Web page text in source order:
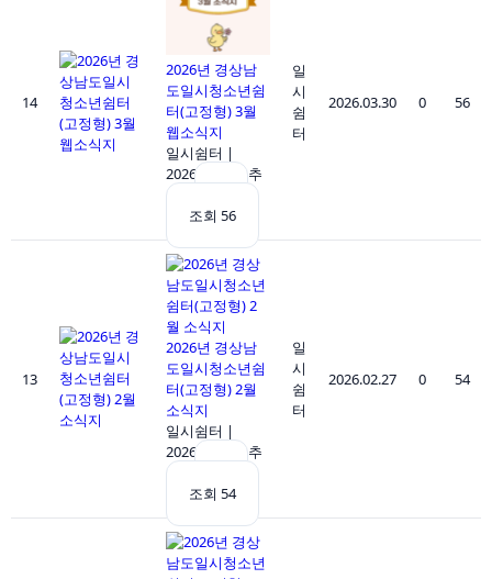
14
2026년 경상남
도일시청소년쉼
터(고정형) 3월
웹소식지
일시쉼터 |
2026.03.30
| 추
천 0
조회 56
일
시
쉼
터
2026.03.30 0 56
13
2026년 경상남
도일시청소년쉼
터(고정형) 2월
소식지
일시쉼터 |
2026.02.27
| 추
천 0
조회 54
일
시
쉼
터
2026.02.27 0 54